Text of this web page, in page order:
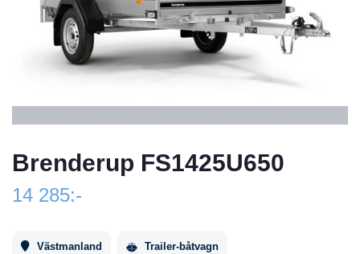
Brenderup FS1425U650
14 285:-
Västmanland Trailer-båtvagn